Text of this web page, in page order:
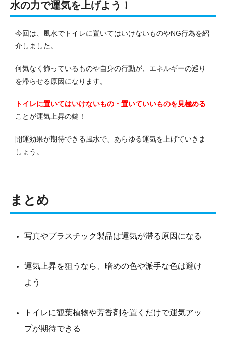
水の力で運気を上げよう！
今回は、風水でトイレに置いてはいけないものやNG行為を紹
介しました。
何気なく飾っているものや自身の行動が、エネルギーの巡り
を滞らせる原因になります。
トイレに置いてはいけないもの・置いていいものを見極める
ことが運気上昇の鍵！
開運効果が期待できる風水で、あらゆる運気を上げていきま
しょう。
まとめ
写真やプラスチック製品は運気が滞る原因になる
運気上昇を狙うなら、暗めの色や派手な色は避け
よう
トイレに観葉植物や芳香剤を置くだけで運気アッ
プが期待できる